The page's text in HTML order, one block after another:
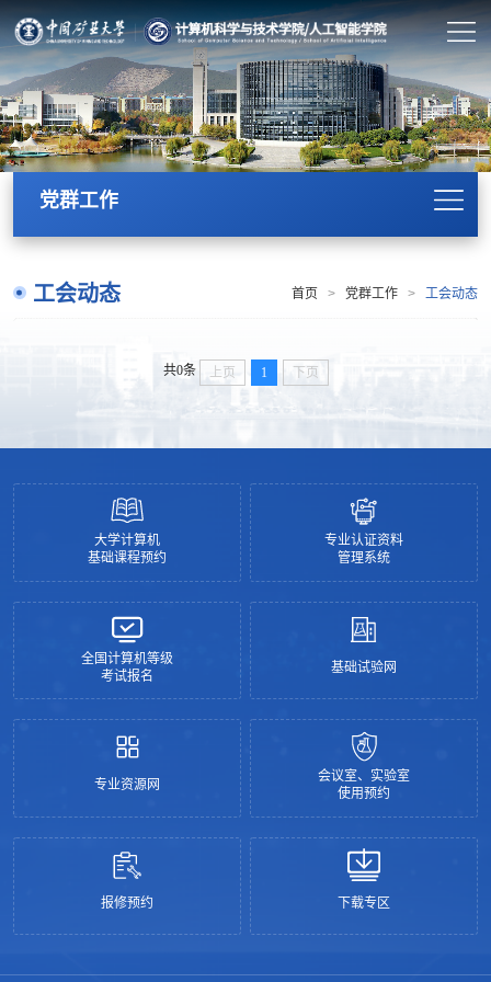
党群工作
工会动态 首页 > 党群工作 > 工会动态
共0条 上页 1 下页
大学计算机
基础课程预约
专业认证资料
管理系统
全国计算机等级
考试报名
基础试验网
专业资源网
会议室、实验室
使用预约
报修预约 下载专区